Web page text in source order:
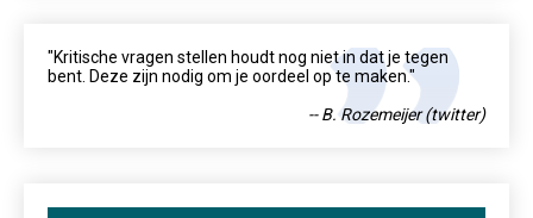
"Kritische vragen stellen houdt nog niet in dat je tegen
bent. Deze zijn nodig om je oordeel op te maken."
-- B. Rozemeijer (twitter)